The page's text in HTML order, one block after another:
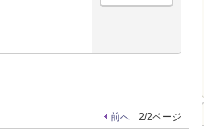
前へ 2/2ページ